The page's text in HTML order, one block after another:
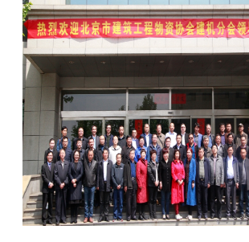
暨2019全国竞赛山东选拔赛这一重大...